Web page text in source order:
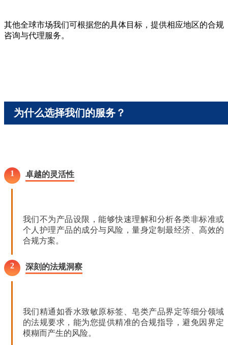
其他全球市场我们可根据您的具体目标，提供相应地区的合规
咨询与代理服务。
为什么选择我们的服务？
1 卓越的灵活性
我们不为产品设限，能够快速理解和分析各类非标准或
个人护理产品的成分与风险，量身定制最经济、高效的
合规方案。
2 深刻的法规洞察
我们精通如香水致敏原标签、皂类产品界定等细分领域
的法规要求，能为您提供精准的合规指导，避免因界定
模糊而产生的风险。